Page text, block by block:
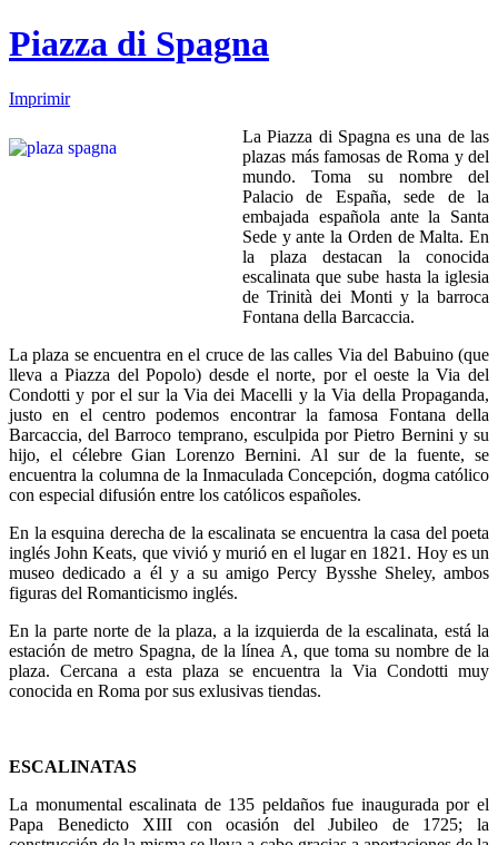
Piazza di Spagna
Imprimir
La Piazza di Spagna es una de las
plazas más famosas de Roma y del
mundo. Toma su nombre del
Palacio de España, sede de la
embajada española ante la Santa
Sede y ante la Orden de Malta. En
la plaza destacan la conocida
escalinata que sube hasta la iglesia
de Trinità dei Monti y la barroca
Fontana della Barcaccia.
La plaza se encuentra en el cruce de las calles Via del Babuino (que
lleva a Piazza del Popolo) desde el norte, por el oeste la Via del
Condotti y por el sur la Via dei Macelli y la Via della Propaganda,
justo en el centro podemos encontrar la famosa Fontana della
Barcaccia, del Barroco temprano, esculpida por Pietro Bernini y su
hijo, el célebre Gian Lorenzo Bernini. Al sur de la fuente, se
encuentra la columna de la Inmaculada Concepción, dogma católico
con especial difusión entre los católicos españoles.
En la esquina derecha de la escalinata se encuentra la casa del poeta
inglés John Keats, que vivió y murió en el lugar en 1821. Hoy es un
museo dedicado a él y a su amigo Percy Bysshe Sheley, ambos
figuras del Romanticismo inglés.
En la parte norte de la plaza, a la izquierda de la escalinata, está la
estación de metro Spagna, de la línea A, que toma su nombre de la
plaza. Cercana a esta plaza se encuentra la Via Condotti muy
conocida en Roma por sus exlusivas tiendas.
ESCALINATAS
La monumental escalinata de 135 peldaños fue inaugurada por el
Papa Benedicto XIII con ocasión del Jubileo de 1725; la